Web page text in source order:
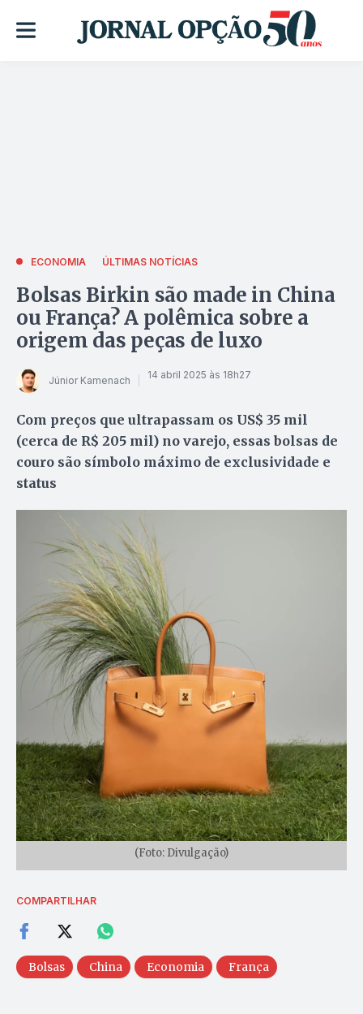
ECONOMIA ÚLTIMAS NOTÍCIAS
Bolsas Birkin são made in China
ou França? A polêmica sobre a
origem das peças de luxo
Júnior Kamenach 14 abril 2025 às 18h27
Com preços que ultrapassam os US$ 35 mil
(cerca de R$ 205 mil) no varejo, essas bolsas de
couro são símbolo máximo de exclusividade e
status
(Foto: Divulgação)
COMPARTILHAR
Bolsas China Economia França